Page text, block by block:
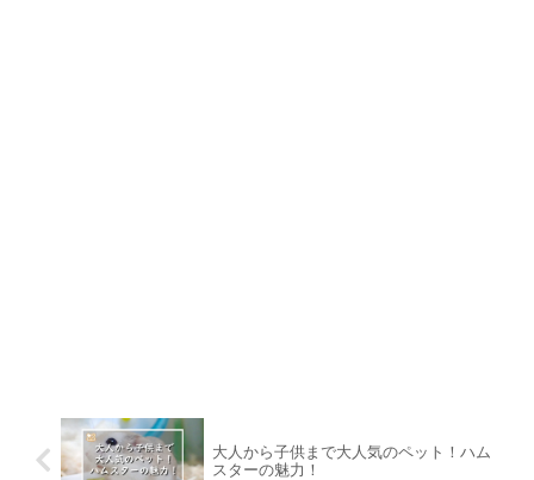
大人から子供まで大人気のペット！ハム
スターの魅力！